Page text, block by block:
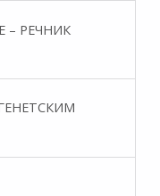
– РЕЧНИК